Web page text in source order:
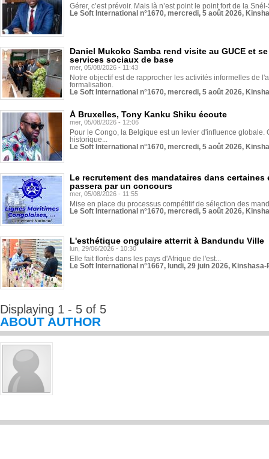
Gérer, c’est prévoir. Mais là n’est point le point fort de la
Le Soft International n°1670, mercredi, 5 août 2026,
Daniel Mukoko Samba rend visite au GUCE et
services sociaux de base
mer, 05/08/2026 - 11:43
Notre objectif est de rapprocher les activités informelles de
formalisation.
Le Soft International n°1670, mercredi, 5 août 2026,
À Bruxelles, Tony Kanku Shiku écoute
mer, 05/08/2026 - 12:06
Pour le Congo, la Belgique est un levier d'influence globale.
historique...
Le Soft International n°1670, mercredi, 5 août 2026,
Le recrutement des mandataires dans
passera par un concours
mer, 05/08/2026 - 11:55
Mise en place du processus compétitif de sélection des
Le Soft International n°1670, mercredi, 5 août 2026,
L'esthétique ongulaire atterrit à Bandundu Ville
lun, 29/06/2026 - 10:30
Elle fait florès dans les pays d'Afrique de l'est...
Le Soft International n°1667, lundi, 29 juin 2026,
Displaying 1 - 5 of 5
ABOUT AUTHOR